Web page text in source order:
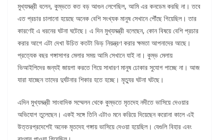
মুখ্যমন্ত্রী বলেন, কুম্ভতে কত বড় আগুন লেগেছিল, আমি এর কনডেম করছি না। তবে
এত প্রচার চালানো হয়েছে অনেক বেশি সংখ্যক মানুষ সেখানে পৌঁছে গিয়েছিল। তার
কারণেই এ ধরনের ঘটনা ঘটেছে। এ দিন মুখ্যমন্ত্রী বলেছেন, কোন বিষয়ে বেশি প্রচার
করার আগে এটা দেখা উচিত কতটা ভিড় নিয়ন্ত্রণ করার ক্ষমতা আপনাদের আছে।
প্রত্যেক বছর গঙ্গাসাগর মেলার সময় আমি সেখানে যাই না। কুম্ভ মেলায়
ভিআইপিদের জন্যই জায়গা করতে গিয়ে সাধারণ মানুষ ঢোকার সুযোগ পাচ্ছে না। আজ
যারা যাচ্ছেন তাদের দুর্ঘটনার শিকার হতে হচ্ছে। মৃত্যুর ঘটনা ঘটছে।
এদিন মুখ্যমন্ত্রী সাংবাদিক সম্মেলন থেকে কুম্ভতে মৃতদেহ নদীতে ভাসিয়ে দেওয়ার
অভিযোগ তুলেছেন। একই সঙ্গে তিনি এটাও মনে করিয়ে দিয়েছেন করোনা কালে এই
উত্তরপ্রদেশেই অনেক মৃতদেহ গঙ্গায় ভাসিয়ে দেওয়া হয়েছিল। যেগুলি বিহার এবং